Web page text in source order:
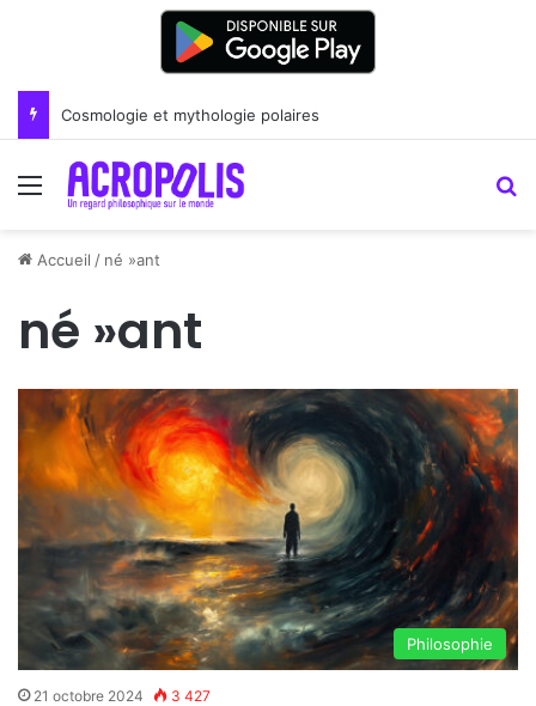
Cosmologie et mythologie polaires
Menu
Accueil / né »ant
né »ant
Philosophie
21 octobre 2024 3 427